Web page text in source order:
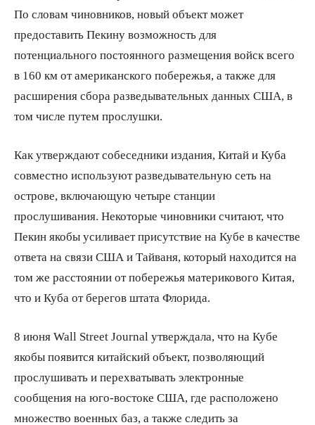
По словам чиновников, новый объект может
предоставить Пекину возможность для
потенциального постоянного размещения войск всего
в 160 км от американского побережья, а также для
расширения сбора разведывательных данных США, в
том числе путем прослушки.
Как утверждают собеседники издания, Китай и Куба
совместно используют разведывательную сеть на
острове, включающую четыре станции
прослушивания. Некоторые чиновники считают, что
Пекин якобы усиливает присутствие на Кубе в качестве
ответа на связи США и Тайваня, который находится на
том же расстоянии от побережья материкового Китая,
что и Куба от берегов штата Флорида.
8 июня Wall Street Journal утверждала, что на Кубе
якобы появится китайский объект, позволяющий
прослушивать и перехватывать электронные
сообщения на юго-востоке США, где расположено
множество военных баз, а также следить за